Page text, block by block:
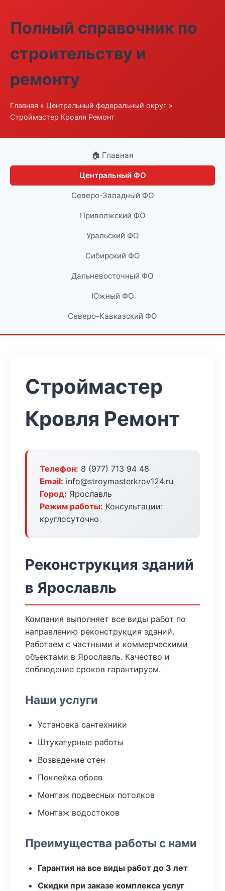
Полный справочник по
строительству и
ремонту
Главная » Центральный федеральный округ »
Строймастер Кровля Ремонт
🏠 Главная
Центральный ФО
Северо-Западный ФО
Приволжский ФО
Уральский ФО
Сибирский ФО
Дальневосточный ФО
Южный ФО
Северо-Кавказский ФО
Строймастер
Кровля Ремонт
Телефон: 8 (977) 713 94 48
Email: info@stroymasterkrov124.ru
Город: Ярославль
Режим работы: Консультации:
круглосуточно
Реконструкция зданий
в Ярославль
Компания выполняет все виды работ по
направлению реконструкция зданий.
Работаем с частными и коммерческими
объектами в Ярославль. Качество и
соблюдение сроков гарантируем.
Наши услуги
Установка сантехники
Штукатурные работы
Возведение стен
Поклейка обоев
Монтаж подвесных потолков
Монтаж водостоков
Преимущества работы с нами
Гарантия на все виды работ до 3 лет
Скидки при заказе комплекса услуг